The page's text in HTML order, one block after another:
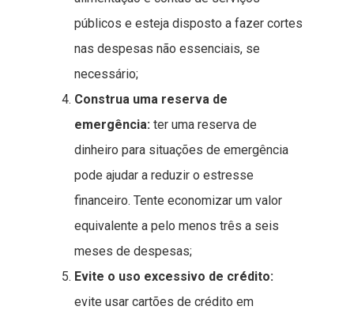
públicos e esteja disposto a fazer cortes
nas despesas não essenciais, se
necessário;
Construa uma reserva de
emergência: ter uma reserva de
dinheiro para situações de emergência
pode ajudar a reduzir o estresse
financeiro. Tente economizar um valor
equivalente a pelo menos três a seis
meses de despesas;
Evite o uso excessivo de crédito:
evite usar cartões de crédito em